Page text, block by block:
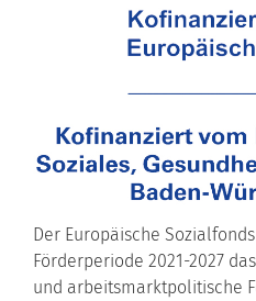
Der Europäische
Förderperiode 2021-2027
und arbeitsmarktpolitische